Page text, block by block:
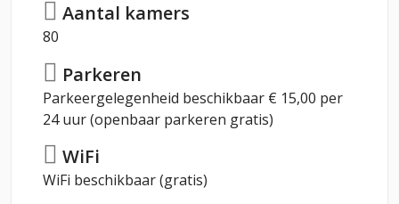
Aantal kamers
80
Parkeren
Parkeergelegenheid beschikbaar € 15,00 per
24 uur (openbaar parkeren gratis)
WiFi
WiFi beschikbaar (gratis)